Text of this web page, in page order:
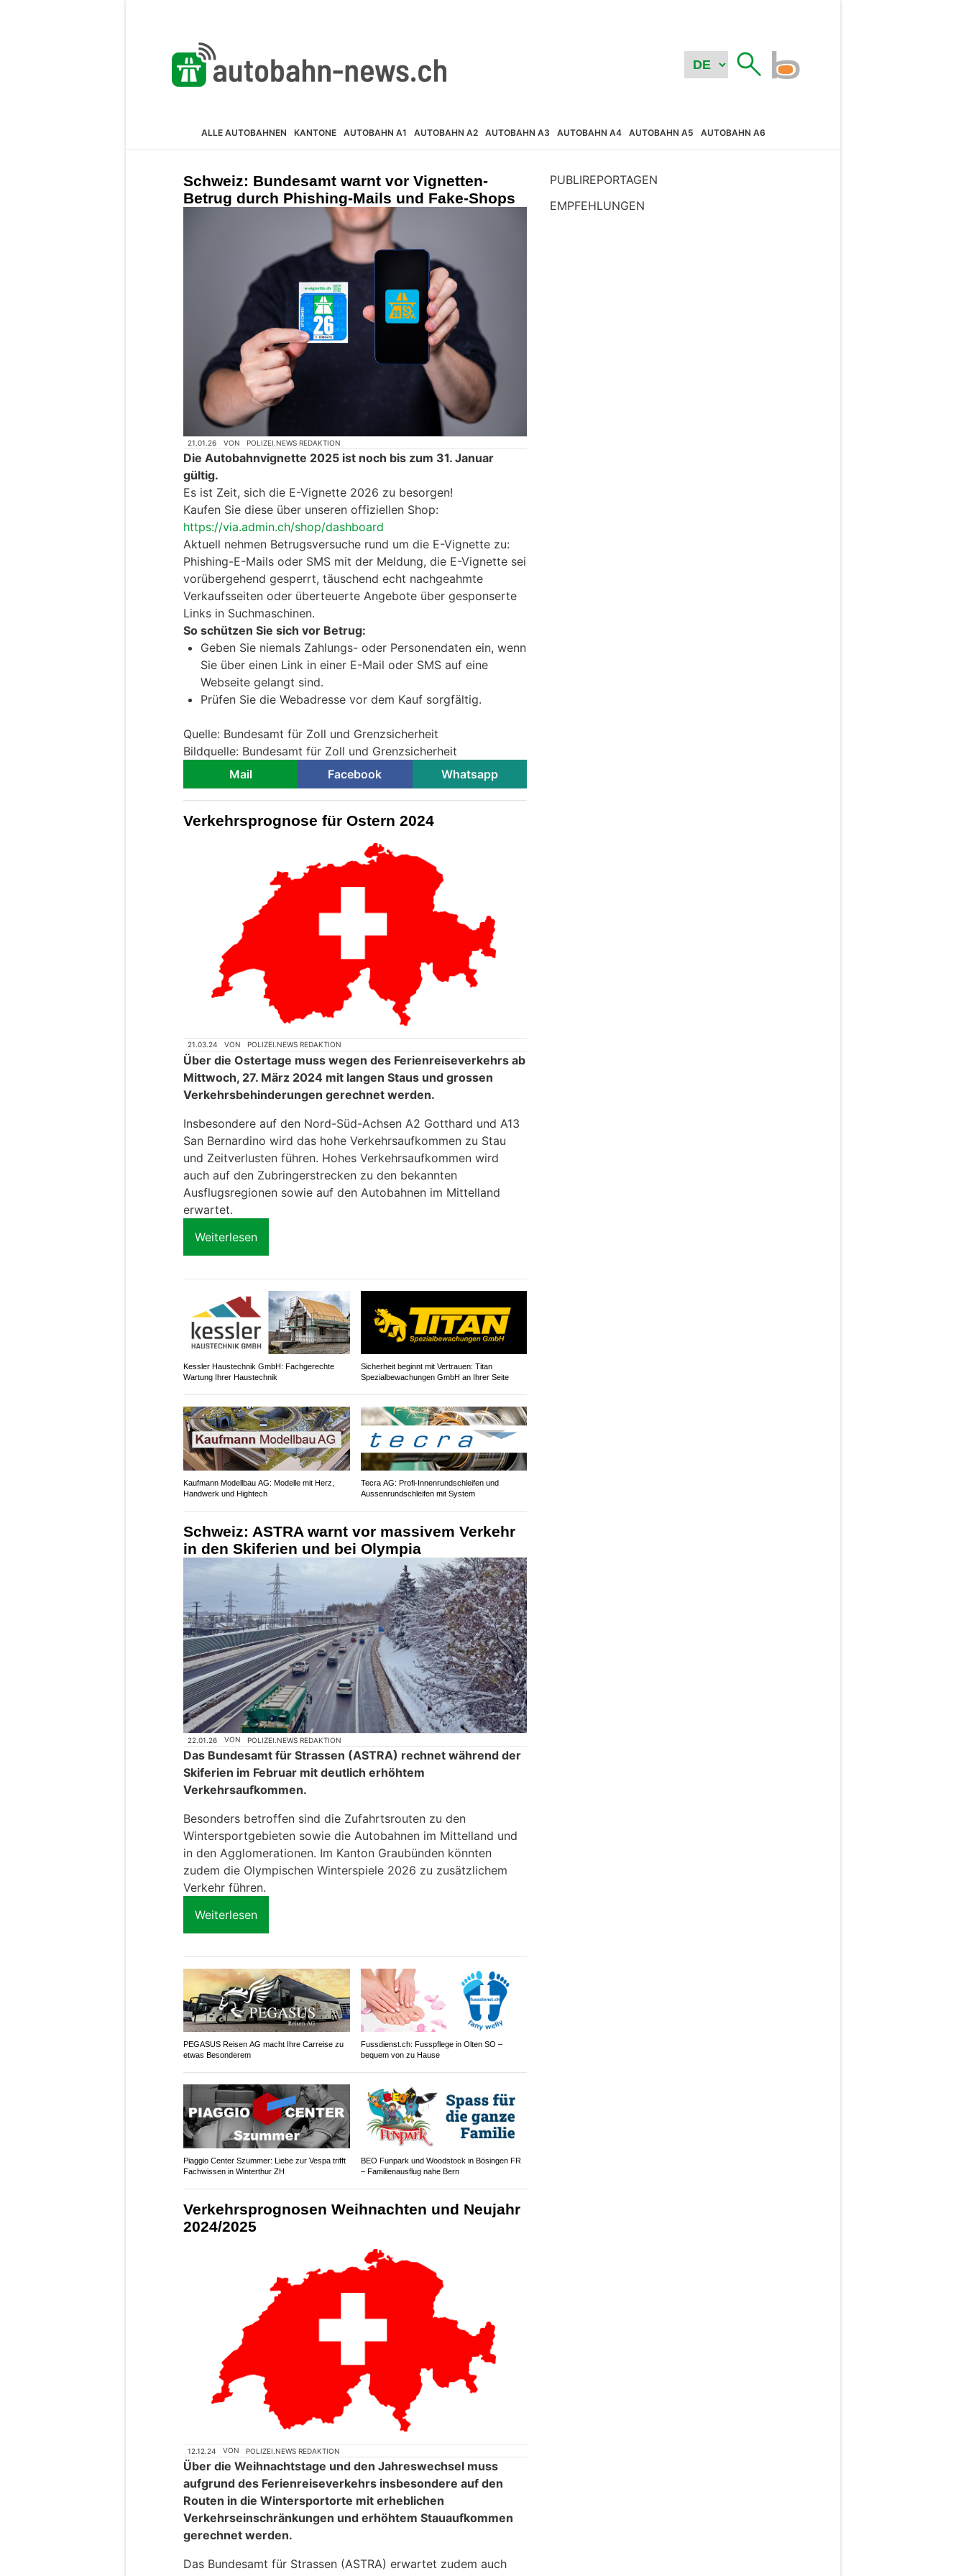
ALLE AUTOBAHNEN KANTONE AUTOBAHN A1 AUTOBAHN A2 AUTOBAHN A3 AUTOBAHN A4 AUTOBAHN A5 AUTOBAHN A6
Schweiz: Bundesamt warnt vor Vignetten-
Betrug durch Phishing-Mails und Fake-Shops
21.01.26 VON POLIZEI.NEWS REDAKTION
Die Autobahnvignette 2025 ist noch bis zum 31. Januar
gültig.
Es ist Zeit, sich die E-Vignette 2026 zu besorgen!
Kaufen Sie diese über unseren offiziellen Shop:
https://via.admin.ch/shop/dashboard
Aktuell nehmen Betrugsversuche rund um die E-Vignette zu:
Phishing-E-Mails oder SMS mit der Meldung, die E-Vignette sei
vorübergehend gesperrt, täuschend echt nachgeahmte
Verkaufsseiten oder überteuerte Angebote über gesponserte
Links in Suchmaschinen.
So schützen Sie sich vor Betrug:
Geben Sie niemals Zahlungs- oder Personendaten ein, wenn
Sie über einen Link in einer E-Mail oder SMS auf eine
Webseite gelangt sind.
Prüfen Sie die Webadresse vor dem Kauf sorgfältig.
Quelle: Bundesamt für Zoll und Grenzsicherheit
Bildquelle: Bundesamt für Zoll und Grenzsicherheit
Mail
Facebook Whatsapp
Verkehrsprognose für Ostern 2024
21.03.24 VON POLIZEI.NEWS REDAKTION
Über die Ostertage muss wegen des Ferienreiseverkehrs ab
Mittwoch, 27. März 2024 mit langen Staus und grossen
Verkehrsbehinderungen gerechnet werden.
Insbesondere auf den Nord-Süd-Achsen A2 Gotthard und A13
San Bernardino wird das hohe Verkehrsaufkommen zu Stau
und Zeitverlusten führen. Hohes Verkehrsaufkommen wird
auch auf den Zubringerstrecken zu den bekannten
Ausflugsregionen sowie auf den Autobahnen im Mittelland
erwartet.
Weiterlesen
Kessler Haustechnik GmbH: Fachgerechte
Wartung Ihrer Haustechnik
Sicherheit beginnt mit Vertrauen: Titan
Spezialbewachungen GmbH an Ihrer Seite
Kaufmann Modellbau AG: Modelle mit Herz,
Handwerk und Hightech
Tecra AG: Profi-Innenrundschleifen und
Aussenrundschleifen mit System
Schweiz: ASTRA warnt vor massivem Verkehr
in den Skiferien und bei Olympia
22.01.26 VON POLIZEI.NEWS REDAKTION
Das Bundesamt für Strassen (ASTRA) rechnet während der
Skiferien im Februar mit deutlich erhöhtem
Verkehrsaufkommen.
Besonders betroffen sind die Zufahrtsrouten zu den
Wintersportgebieten sowie die Autobahnen im Mittelland und
in den Agglomerationen. Im Kanton Graubünden könnten
zudem die Olympischen Winterspiele 2026 zu zusätzlichem
Verkehr führen.
Weiterlesen
PEGASUS Reisen AG macht Ihre Carreise zu
etwas Besonderem
Fussdienst.ch: Fusspflege in Olten SO –
bequem von zu Hause
Piaggio Center Szummer: Liebe zur Vespa trifft
Fachwissen in Winterthur ZH
BEO Funpark und Woodstock in Bösingen FR
– Familienausflug nahe Bern
Verkehrsprognosen Weihnachten und Neujahr
2024/2025
12.12.24 VON POLIZEI.NEWS REDAKTION
Über die Weihnachtstage und den Jahreswechsel muss
aufgrund des Ferienreiseverkehrs insbesondere auf den
Routen in die Wintersportorte mit erheblichen
Verkehrseinschränkungen und erhöhtem Stauaufkommen
gerechnet werden.
Das Bundesamt für Strassen (ASTRA) erwartet zudem auch
PUBLIREPORTAGEN
EMPFEHLUNGEN